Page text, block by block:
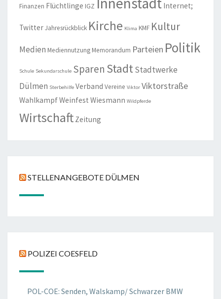
Finanzen Flüchtlinge IGZ Internet;
TwitterJahresrückblick Kirche Klima KMF Kultur
Medien Mediennutzung Memorandum Parteien Politik
Schule Sekundarschule Sparen StadtStadtwerke
Dülmen Sterbehilfe Verband Vereine Viktor Viktorstraße
WahlkampfWeinfest Wiesmann Wildpferde
Wirtschaft Zeitung
STELLENANGEBOTE DÜLMEN
POLIZEI COESFELD
POL-COE: Senden, Walskamp/ Schwarzer BMW